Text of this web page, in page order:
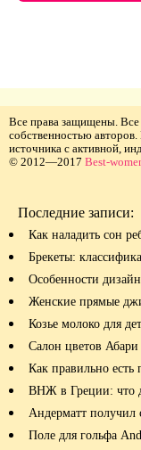
Все права защищены. Все
собственностью авторов.
источника с активной,
© 2012—2017 Best-
Последние записи:
Как наладить сон
Брекеты:
Особенности
Женские прямые
Козье молоко для
Салон цветов
Как правильно
ВНЖ в Греции: что
Андерматт получил
Поле для гольфа